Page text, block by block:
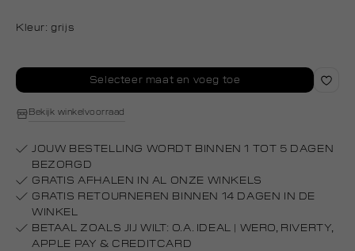
Kleur: grijs
Selecteer maat en voeg toe
Bekijk winkelvoorraad
JOUW BESTELLING WORDT BINNEN 1 TOT 5 DAGEN
BEZORGD
GRATIS AFHALEN IN AL ONZE WINKELS
GRATIS RETOURNEREN BINNEN 14 DAGEN IN DE
WINKEL
BETAAL ZOALS JIJ WILT: O.A. IDEAL | WERO, RIVERTY,
APPLE PAY & CREDITCARD